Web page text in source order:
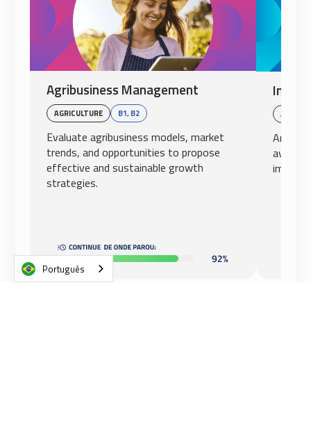
Agribusiness Management
AGRICULTURE B1, B2
Evaluate agribusiness models, market
trends, and opportunities to propose
effective and sustainable growth
strategies.
impact
Português